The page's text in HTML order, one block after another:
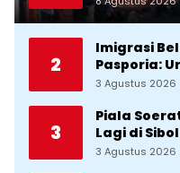
agar
2
Imigrasi
Pasporia:
3 Agustus 2026
3
Piala
Lagi di
3 Agustus 2026